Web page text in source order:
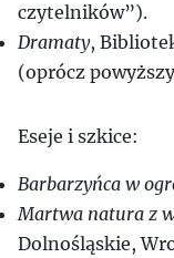
czytelników”).
Dramaty,
(oprócz
Eseje i szkice:
Barbarzyńca w
Martwa natura z
Dolnośląskie,